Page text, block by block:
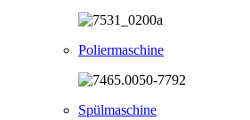
Poliermaschine
Spülmaschine